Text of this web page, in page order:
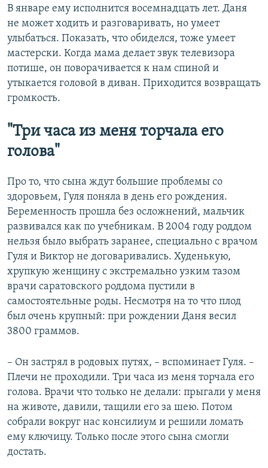
В январе ему исполнится восемнадцать лет. Даня
не может ходить и разговаривать, но умеет
улыбаться. Показать, что обиделся, тоже умеет
мастерски. Когда мама делает звук телевизора
потише, он поворачивается к нам спиной и
утыкается головой в диван. Приходится возвращать
громкость.
"Три часа из меня торчала его
голова"
Про то, что сына ждут большие проблемы со
здоровьем, Гуля поняла в день его рождения.
Беременность прошла без осложнений, мальчик
развивался как по учебникам. В 2004 году роддом
нельзя было выбрать заранее, специально с врачом
Гуля и Виктор не договаривались. Худенькую,
хрупкую женщину с экстремально узким тазом
врачи саратовского роддома пустили в
самостоятельные роды. Несмотря на то что плод
был очень крупный: при рождении Даня весил
3800 граммов.
– Он застрял в родовых путях, – вспоминает Гуля. –
Плечи не проходили. Три часа из меня торчала его
голова. Врачи что только не делали: прыгали у меня
на животе, давили, тащили его за шею. Потом
собрали вокруг нас консилиум и решили ломать
ему ключицу. Только после этого сына смогли
достать.